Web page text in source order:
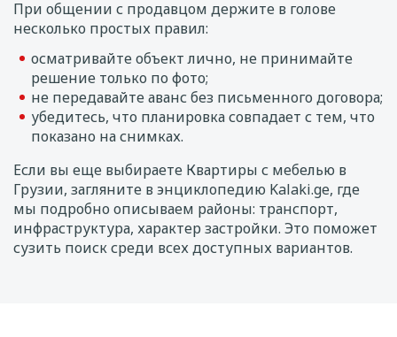
При общении с продавцом держите в голове
несколько простых правил:
осматривайте объект лично, не принимайте
решение только по фото;
не передавайте аванс без письменного договора;
убедитесь, что планировка совпадает с тем, что
показано на снимках.
Если вы еще выбираете Квартиры с мебелью в
Грузии, загляните в энциклопедию Kalaki.ge, где
мы подробно описываем районы: транспорт,
инфраструктура, характер застройки. Это поможет
сузить поиск среди всех доступных вариантов.